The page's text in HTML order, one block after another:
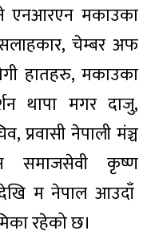
एनआरएन मकाउका
चेम्बर अफ
हातहरु, मकाउका
थापा मगर दाजु,
प्रवासी नेपाली मंञ्च
समाजसेवी कृष्ण
म नेपाल आउदाँ
रहेको छ।